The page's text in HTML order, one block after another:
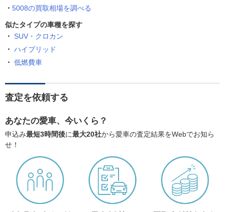
5008の買取相場を調べる
似たタイプの車種を探す
SUV・クロカン
ハイブリッド
低燃費車
査定を依頼する
あなたの愛車、今いくら？
申込み最短3時間後に最大20社から愛車の査定結果をWebでお知ら
せ！